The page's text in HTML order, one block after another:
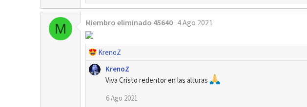
M Miembro eliminado 45640 4 Ago 2021
R
a
KrenoZ
KrenoZ
Viva Cristo redentor en las alturas
6 Ago 2021